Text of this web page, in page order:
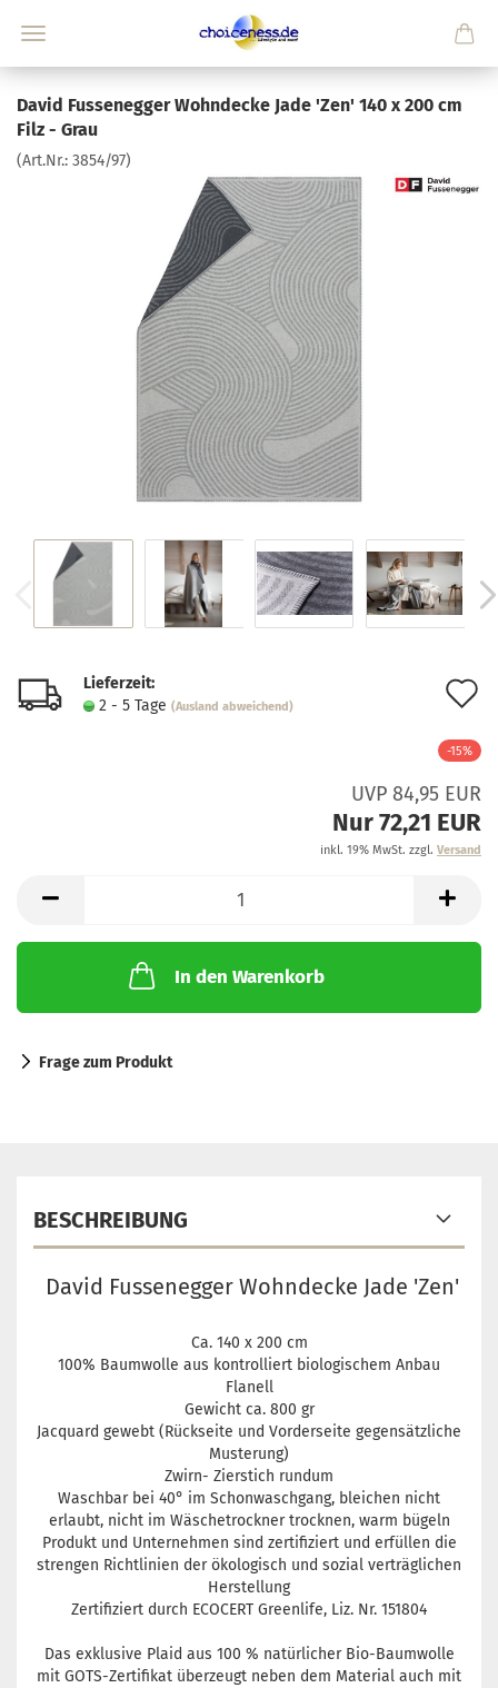
David Fussenegger Wohndecke Jade 'Zen' 140 x 200 cm
Filz - Grau
(Art.Nr.: 3854/97)
Lieferzeit:
2 - 5 Tage (Ausland abweichend)
-15%
UVP 84,95 EUR
Nur 72,21 EUR
inkl. 19% MwSt. zzgl. Versand
In den Warenkorb
Frage zum Produkt
BESCHREIBUNG
David Fussenegger Wohndecke Jade 'Zen'
Ca. 140 x 200 cm
100% Baumwolle aus kontrolliert biologischem Anbau
Flanell
Gewicht ca. 800 gr
Jacquard gewebt (Rückseite und Vorderseite gegensätzliche
Musterung)
Zwirn- Zierstich rundum
Waschbar bei 40° im Schonwaschgang, bleichen nicht
erlaubt, nicht im Wäschetrockner trocknen, warm bügeln
Produkt und Unternehmen sind zertifiziert und erfüllen die
strengen Richtlinien der ökologisch und sozial verträglichen
Herstellung
Zertifiziert durch ECOCERT Greenlife, Liz. Nr. 151804
Das exklusive Plaid aus 100 % natürlicher Bio-Baumwolle
mit GOTS-Zertifikat überzeugt neben dem Material auch mit